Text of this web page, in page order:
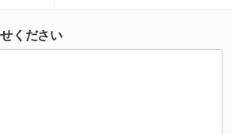
ください